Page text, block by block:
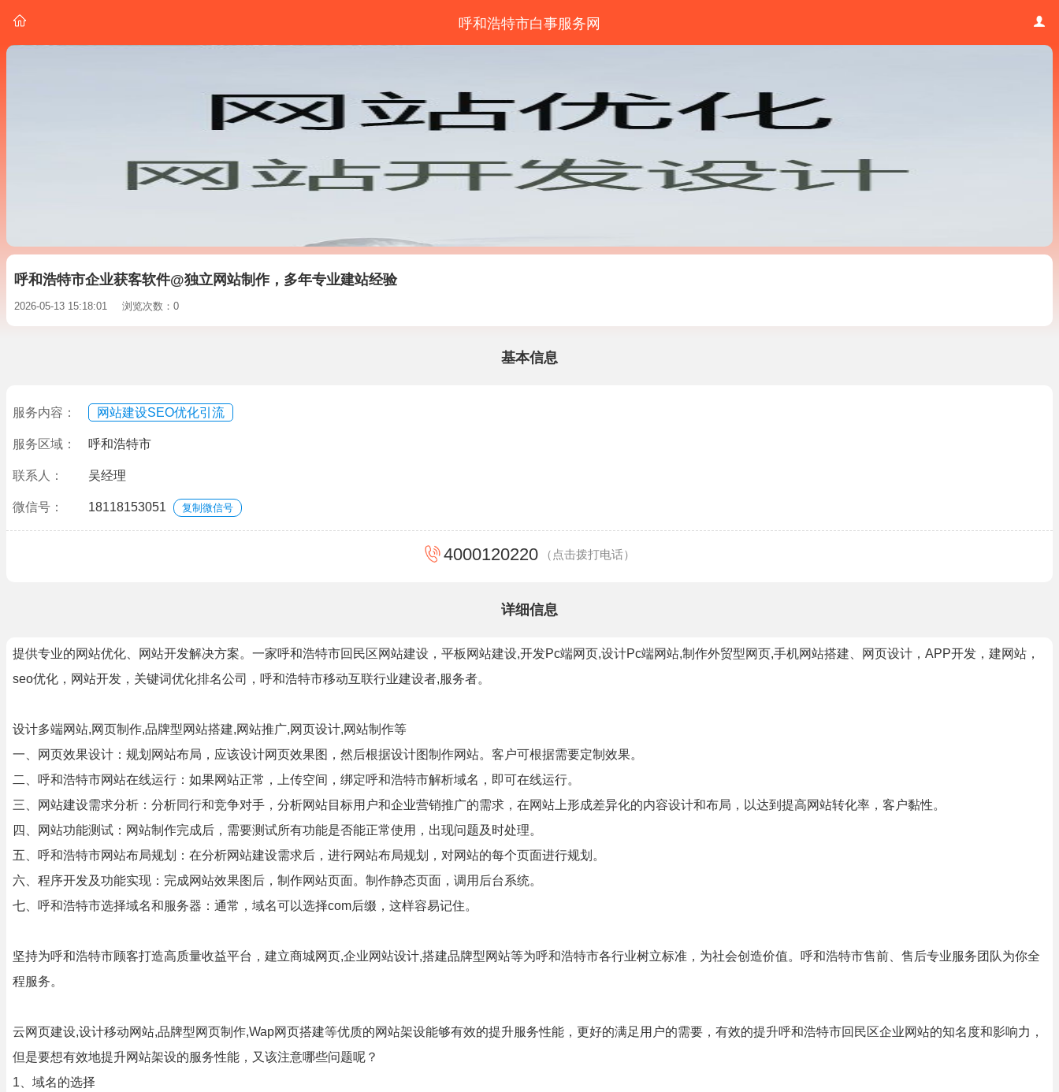
呼和浩特市白事服务网
呼和浩特市企业获客软件@独立网站制作，多年专业建站经验
2026-05-13 15:18:01 浏览次数：0
基本信息
服务内容： 网站建设SEO优化引流
服务区域： 呼和浩特市
联系人： 吴经理
微信号： 18118153051 复制微信号
4000120220 （点击拨打电话）
详细信息
提供专业的网站优化、网站开发解决方案。一家呼和浩特市回民区网站建设，平板网站建设,开发Pc端网页,设计Pc端网站,制作外贸型网页,手机网站搭建、网页设计，APP开发，建网站，
seo优化，网站开发，关键词优化排名公司，呼和浩特市移动互联行业建设者,服务者。
设计多端网站,网页制作,品牌型网站搭建,网站推广,网页设计,网站制作等
一、网页效果设计：规划网站布局，应该设计网页效果图，然后根据设计图制作网站。客户可根据需要定制效果。
二、呼和浩特市网站在线运行：如果网站正常，上传空间，绑定呼和浩特市解析域名，即可在线运行。
三、网站建设需求分析：分析同行和竞争对手，分析网站目标用户和企业营销推广的需求，在网站上形成差异化的内容设计和布局，以达到提高网站转化率，客户黏性。
四、网站功能测试：网站制作完成后，需要测试所有功能是否能正常使用，出现问题及时处理。
五、呼和浩特市网站布局规划：在分析网站建设需求后，进行网站布局规划，对网站的每个页面进行规划。
六、程序开发及功能实现：完成网站效果图后，制作网站页面。制作静态页面，调用后台系统。
七、呼和浩特市选择域名和服务器：通常，域名可以选择com后缀，这样容易记住。
坚持为呼和浩特市顾客打造高质量收益平台，建立商城网页,企业网站设计,搭建品牌型网站等为呼和浩特市各行业树立标准，为社会创造价值。呼和浩特市售前、售后专业服务团队为你全
程服务。
云网页建设,设计移动网站,品牌型网页制作,Wap网页搭建等优质的网站架设能够有效的提升服务性能，更好的满足用户的需要，有效的提升呼和浩特市回民区企业网站的知名度和影响力，
但是要想有效地提升网站架设的服务性能，又该注意哪些问题呢？
1、域名的选择